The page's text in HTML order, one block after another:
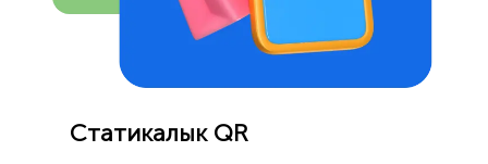
Статикалык QR